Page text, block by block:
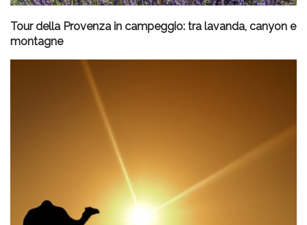
Tour della Provenza in campeggio: tra lavanda, canyon e
montagne